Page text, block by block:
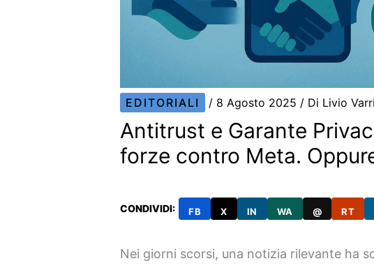
EDITORIALI / 8 Agosto 2025 / Di Livio
Antitrust e Garante
forze contro Meta.
CONDIVIDI: FB X IN WA @ RT
Nei giorni scorsi, una notizia rilevante ha